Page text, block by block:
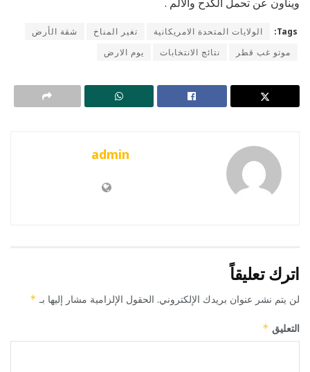
Tags: الولايات المتحدة الامريكانية تغير المناخ
شقة الأرض
موتو غب قطر
نتائج الانتخابات يوم الارض
admin
اترك تعليقاً
لن يتم نشر عنوان بريدك الإلكتروني. الحقول الإلزامية مشار إليها بـ *
التعليق *